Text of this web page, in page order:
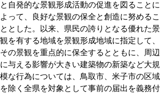
と自発的な景観形成活動の促進を図ることに
よって、良好な景観の保全と創造に努めるこ
ととした。以来、県民の誇りとなる優れた景
観を有する地域を景観形成地域に指定して、
その景観を重点的に保全するとともに、周辺
に与える影響が大きい建築物の新築など大規
模な行為については、鳥取市、米子市の区域
を除く全県を対象として事前の届出を義務付